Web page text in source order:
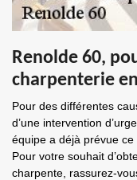
Renolde 60,
charpenterie
Pour des différentes
d’une intervention
équipe a déjà prévue
Pour votre souhait
charpente, rassurez-